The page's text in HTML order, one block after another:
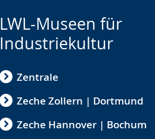
LWL-Museen für
Industriekultur
Zentrale
Zeche Zollern | Dortmund
Zeche Hannover | Bochum